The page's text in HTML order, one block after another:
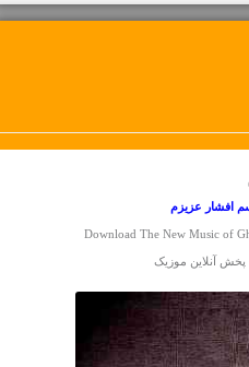
افشار عزیزم
Download The New Music of